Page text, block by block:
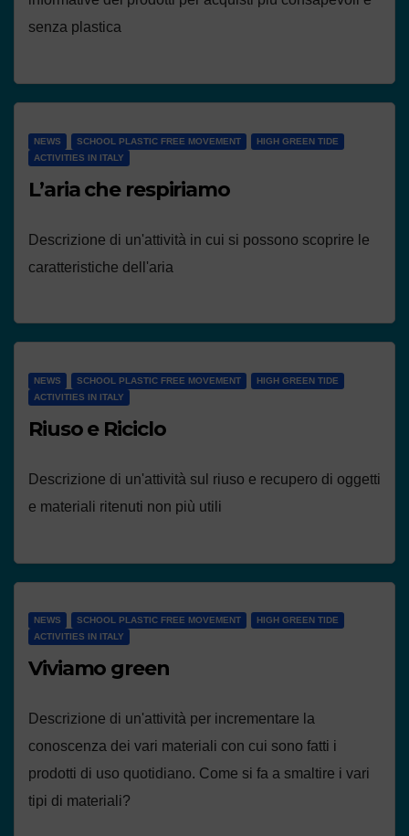
senza plastica
NEWS SCHOOL PLASTIC FREE MOVEMENT
HIGH GREEN TIDE
ACTIVITIES IN ITALY
L’aria che respiriamo
Descrizione di un'attività in cui si possono scoprire le
caratteristiche dell'aria
NEWS SCHOOL PLASTIC FREE MOVEMENT
HIGH GREEN TIDE
ACTIVITIES IN ITALY
Riuso e Riciclo
Descrizione di un'attività sul riuso e recupero di oggetti
e materiali ritenuti non più utili
NEWS SCHOOL PLASTIC FREE MOVEMENT
HIGH GREEN TIDE
ACTIVITIES IN ITALY
Viviamo green
Descrizione di un'attività per incrementare la
conoscenza dei vari materiali con cui sono fatti i
prodotti di uso quotidiano. Come si fa a smaltire i vari
tipi di materiali?